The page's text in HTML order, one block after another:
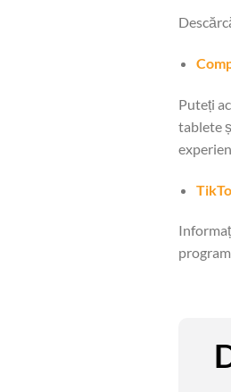
Puteți
tablete